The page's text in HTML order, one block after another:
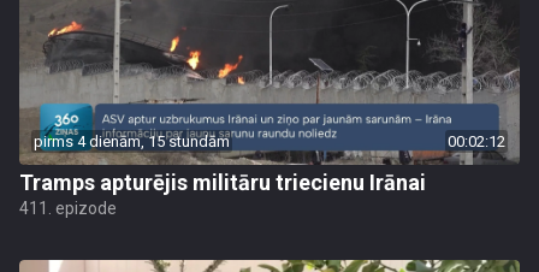
pirms 4 dienām, 15 stundām 00:02:12
Tramps apturējis militāru triecienu Irānai
411. epizode